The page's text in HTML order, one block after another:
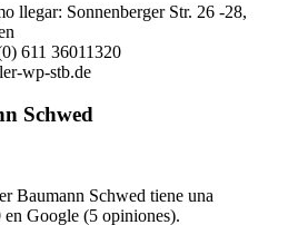
llegar: Sonnenberger Str. 26 -28,
611 36011320
wp-stb.de
Schwed
Baumann Schwed tiene una
Google (5 opiniones).